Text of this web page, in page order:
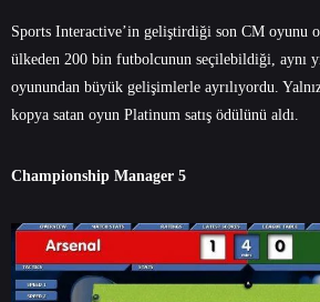
Sports Interactive’in geliştirdiği son CM oyunu
ülkeden 200 bin futbolcunun seçilebildiği, aynı
oyunundan büyük gelişimlerle ayrılıyordu.
kopya satan oyun Platinum satış ödülünü aldı.
Championship Manager 5